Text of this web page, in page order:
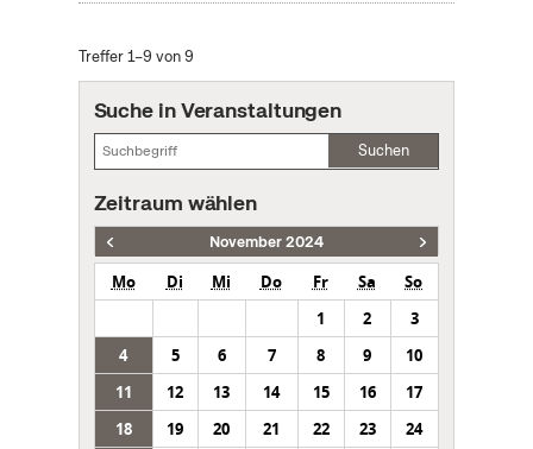
Treffer 1–9 von 9
Suche in Veranstaltungen
Suchen
Zeitraum wählen
November 2024
Mo Di Mi Do Fr Sa
So
1
2
3
4
5 6 7 8 9
10
11
12 13 14 15 16
17
18
19 20 21 22 23
24